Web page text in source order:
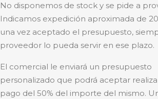
No disponemos de stock y se pide a
Indicamos expedición aproximada de
una vez aceptado el presupuesto,
proveedor lo pueda servir en ese plazo.
El comercial le enviará un presupuesto
personalizado que podrá aceptar
pago del 50% del importe del mismo.